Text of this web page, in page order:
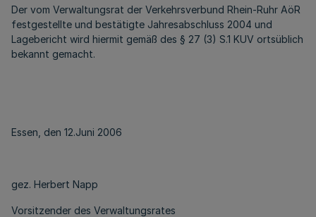
Der vom Verwaltungsrat der Verkehrsverbund Rhein-Ruhr AöR
festgestellte und bestätigte Jahresabschluss 2004 und
Lagebericht wird hiermit gemäß des § 27 (3) S.1 KUV ortsüblich
bekannt gemacht.
Essen, den 12.Juni 2006
gez. Herbert Napp
Vorsitzender des Verwaltungsrates